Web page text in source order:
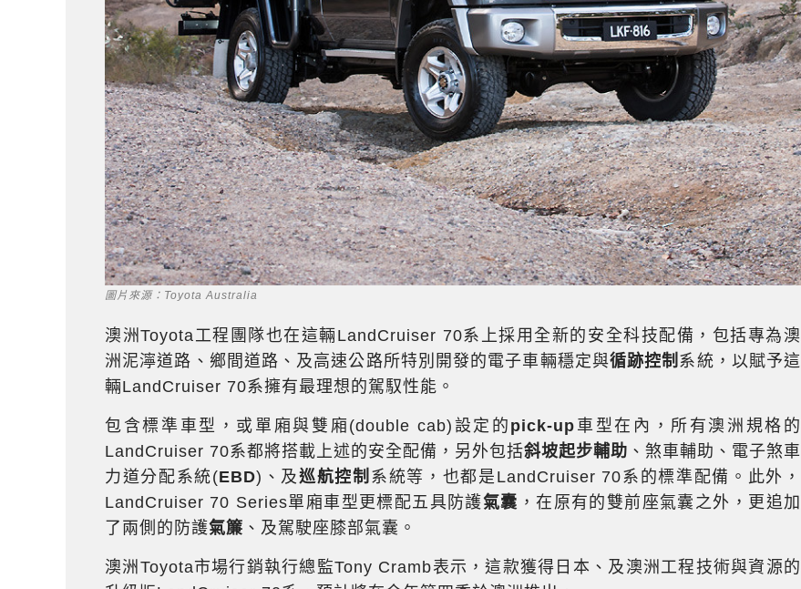
圖片來源：Toyota Australia
澳洲Toyota工程團隊也在這輛LandCruiser 70系上採用全新的安全科技配備，包括專為澳
洲泥濘道路、鄉間道路、及高速公路所特別開發的電子車輛穩定與循跡控制 系統，以賦予這
輛LandCruiser 70系擁有最理想的駕馭性能。
包含標準車型，或單廂與雙廂(double cab)設定的 pick-up 車型在內，所有澳洲規格的
LandCruiser 70系都將搭載上述的安全配備，另外包括斜坡起步輔助 、煞車輔助、電子煞車
力道分配系統(EBD)、及巡航控制 系統等，也都是LandCruiser 70系的標準配備。此外，
LandCruiser 70 Series單廂車型更標配五具防護氣囊 ，在原有的雙前座氣囊之外，更追加
了兩側的防護氣簾 、及駕駛座膝部氣囊。
澳洲Toyota市場行銷執行總監Tony Cramb表示，這款獲得日本、及澳洲工程技術與資源的